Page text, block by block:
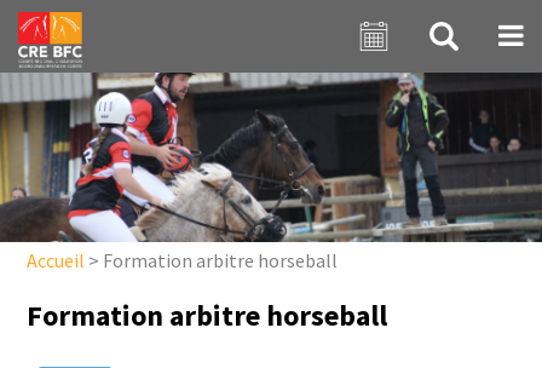
Aller au contenu principal
Accueil > Formation arbitre horseball
Formation arbitre horseball